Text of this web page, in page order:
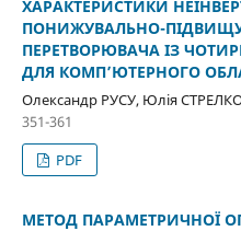
ХАРАКТЕРИСТИКИ
ПОНИЖУВАЛЬНО-
ПЕРЕТВОРЮВАЧА ІЗ
ДЛЯ КОМП’ЮТЕРНОГО
Олександр РУСУ, Юлія
351-361
PDF
МЕТОД ПАРАМЕТРИЧНОЇ